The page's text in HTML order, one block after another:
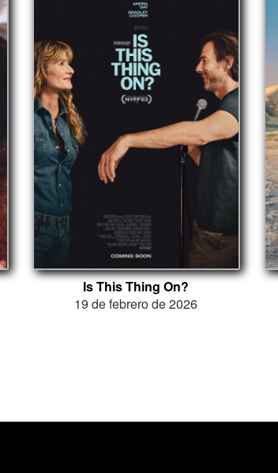
Is This Thing On?
19 de febrero de 2026